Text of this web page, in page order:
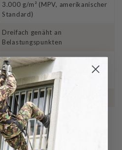
3.000 g/m² (MPV, amerikanischer
Standard)
Dreifach genäht an
Belastungspunkten
2 grosse Seitentaschen,
verstärkte Einschubtaschen,
Schritt-Tasche
DWR-Beschichtung, Stufe 4
für Pentagon